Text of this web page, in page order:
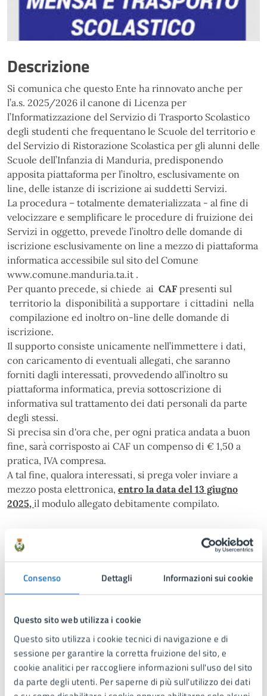
Consenso Dettagli Informazioni sui cookie
Questo sito web utilizza i cookie
Questo sito utilizza i cookie tecnici di navigazione e di
sessione per garantire la corretta fruizione del sito, e
cookie analitici per raccogliere informazioni sull'uso del sito
da parte degli utenti. Per saperne di più sull'utilizzo dei dati
Descrizione
Si comunica che questo Ente ha rinnovato anche per
l’a.s. 2025/2026 il canone di Licenza per
l’Informatizzazione del Servizio di Trasporto Scolastico
degli studenti che frequentano le Scuole del territorio e
del Servizio di Ristorazione Scolastica per gli alunni delle
Scuole dell’Infanzia di Manduria, predisponendo
apposita piattaforma per l’inoltro, esclusivamente on
line, delle istanze di iscrizione ai suddetti Servizi.
La procedura – totalmente dematerializzata - al fine di
velocizzare e semplificare le procedure di fruizione dei
Servizi in oggetto, prevede l’inoltro delle domande di
iscrizione esclusivamente on line a mezzo di piattaforma
informatica accessibile sul sito del Comune
www.comune.manduria.ta.it .
Per quanto precede, si chiede ai CAF presenti sul
territorio la disponibilità a supportare i cittadini nella
compilazione ed inoltro on-line delle domande di
iscrizione.
Il supporto consiste unicamente nell’immettere i dati,
con caricamento di eventuali allegati, che saranno
forniti dagli interessati, provvedendo all’inoltro su
piattaforma informatica, previa sottoscrizione di
informativa sul trattamento dei dati personali da parte
degli stessi.
Si precisa sin d'ora che, per ogni pratica andata a buon
fine, sarà corrisposto ai CAF un compenso di € 1,50 a
pratica, IVA compresa.
A tal fine, qualora interessati, si prega voler inviare a
mezzo posta elettronica, entro la data del 13 giugno
2025, il modulo allegato debitamente compilato.
Allegati
AVVISO CAF PER MANIFESTAZIONE DI
CAF Modulo-manifestazione-dinteresse 2025-
2026.odt